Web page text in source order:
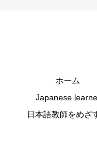
ホーム
Japanese
日本語教師をめざ